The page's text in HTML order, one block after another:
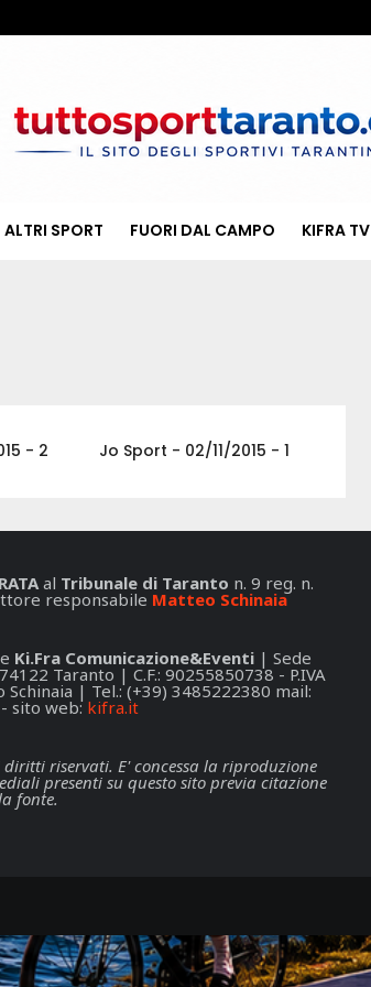
ALTRI SPORT FUORI DAL CAMPO KIFRA TV
- 2 Jo Sport - 02/11/2015 - 1
al Tribunale di Taranto n. 9 reg. n.
responsabile Matteo Schinaia
Ki.Fra Comunicazione&Eventi| Sede
Taranto | C.F.: 90255850738 - P.IVA
| Tel.: (+39) 3485222380 mail:
- sito web: kifra.it
riservati. E' concessa la riproduzione
presenti su questo sito previa citazione
fonte.